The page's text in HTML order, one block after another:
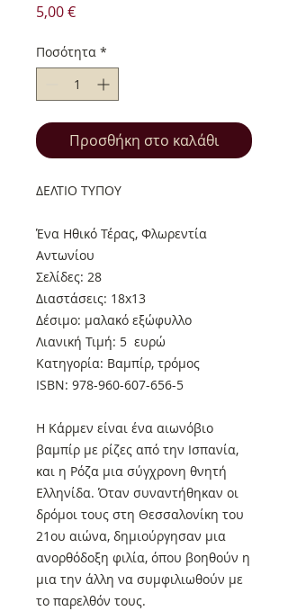
5,00 €Τιμή
Ποσότητα *
Προσθήκη στο καλάθι
ΔΕΛΤΙΟ ΤΥΠΟΥ
Ένα Ηθικό Τέρας, Φλωρεντία
Αντωνίου
Σελίδες: 28
Διαστάσεις: 18x13
Δέσιμο: μαλακό εξώφυλλο
Λιανική Τιμή: 5 ευρώ
Κατηγορία: Βαμπίρ, τρόμος
ISBN: 978-960-607-656-5
Η Κάρμεν είναι ένα αιωνόβιο
βαμπίρ με ρίζες από την Ισπανία,
και η Ρόζα μια σύγχρονη θνητή
Ελληνίδα. Όταν συναντήθηκαν οι
δρόμοι τους στη Θεσσαλονίκη του
21ου αιώνα, δημιούργησαν μια
ανορθόδοξη φιλία, όπου βοηθούν η
μια την άλλη να συμφιλιωθούν με
το παρελθόν τους.